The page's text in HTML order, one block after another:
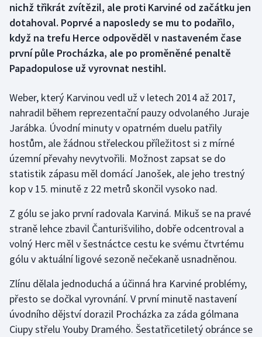
Dostihy
Florbal
Futsal
Golf
Gymnastika
Házená
Jezdectví
Judo
Krasobruslení
Lyže a snowboard
Moderní pětiboj
nichž třikrát zvítězil, ale proti Karviné od začátku jen
dotahoval. Poprvé a naposledy se mu to podařilo,
když na trefu Herce odpověděl v nastaveném čase
první půle Procházka, ale po proměněné penaltě
Papadopulose už vyrovnat nestihl.
Weber, který Karvinou vedl už v letech 2014 až 2017,
nahradil během reprezentační pauzy odvolaného Juraje
Jarábka. Úvodní minuty v opatrném duelu patřily
hostům, ale žádnou střeleckou příležitost si z mírné
územní převahy nevytvořili. Možnost zapsat se do
statistik zápasu měl domácí Janošek, ale jeho trestný
kop v 15. minutě z 22 metrů skončil vysoko nad.
Z gólu se jako první radovala Karviná. Mikuš se na pravé
straně lehce zbavil Čanturišviliho, dobře odcentroval a
volný Herc měl v šestnáctce cestu ke svému čtvrtému
gólu v aktuální ligové sezoně nečekaně usnadněnou.
Zlínu dělala jednoduchá a účinná hra Karviné problémy,
přesto se dočkal vyrovnání. V první minutě nastavení
úvodního dějství dorazil Procházka za záda gólmana
Ciupy střelu Youby Dramého. Šestatřicetiletý obránce se